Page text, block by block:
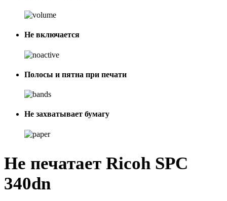
Не включается
Полосы и пятна при печати
Не захватывает бумагу
Не печатает Ricoh SPC
340dn